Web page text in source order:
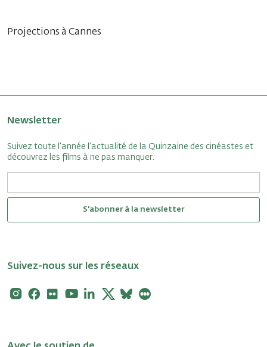
Projections à Cannes
Newsletter
Suivez toute l'année l'actualité de la Quinzaine des cinéastes et
découvrez les films à ne pas manquer.
S'abonner à la newsletter
Suivez-nous sur les réseaux
Instagram
Facebook
FlickrYoutubeLinkedin
X Bluesky